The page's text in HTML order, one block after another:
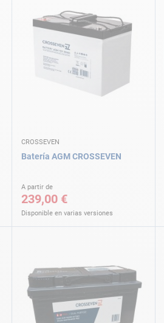
CROSSEVEN
Batería AGM CROSSEVEN
A partir de
239,00 €
Disponible en varias versiones